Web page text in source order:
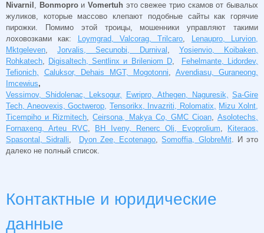
Nivarnil , BonmoproиVomertuh это свежее трио скамов от бывалых
жуликов, которые массово клепают подобные сайты как горячие
пирожки. Помимо этой троицы, мошенники управляют такими
лоховозками как:
Loymgrad, Valcorag, Trilcaro,
Lenaupro, Lurvion,
Mktgeleven,Jorvalis, Secunobi, Durnival , Yosienvio, Koibaken,
Rohkatech, Digisaltech, Sentlinx и Brileniom D,
Fehelmante, Lidordev,
Tefionich,
Caluksor, Dehais MGT, Mogotonni, Avendiasu, Guraneong,
Imcewius,
Vessimov, Shidolenac, Leksogur,
Ewripro, Athegen, Naguresik, Sa-Gire
Tech, Aneovexis, Goctwerop, Tensorikx, Invazriti, Rolomatix, Mizu Xolnt,
Ticempiho и Rizmitech,Ceirsona, Makya Co, GMC Cioan, Asolotechs,
Fornaxeng, Arteu RVC, BH Iveny, Renerc Oli, Evoprolium,
Kiteraos,
Spasontal, Sidralli, Dyon Zee, Ecotenago,Somoffia, GlobreMit. И это
далеко не полный список.
Контактные и юридические
данные